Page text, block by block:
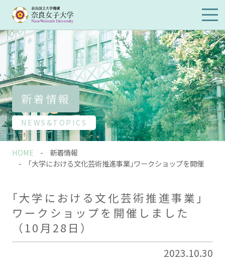
メイ
ンメ
ニュ
ーを
開閉
新着情報
NEWS&TOPICS
HOME
新着情報
｢大学における文化芸術推進事業｣ワークショップを開催
｢大学における文化芸術推進事業｣
ワークショップを開催しました
（10月28日）
2023.10.30